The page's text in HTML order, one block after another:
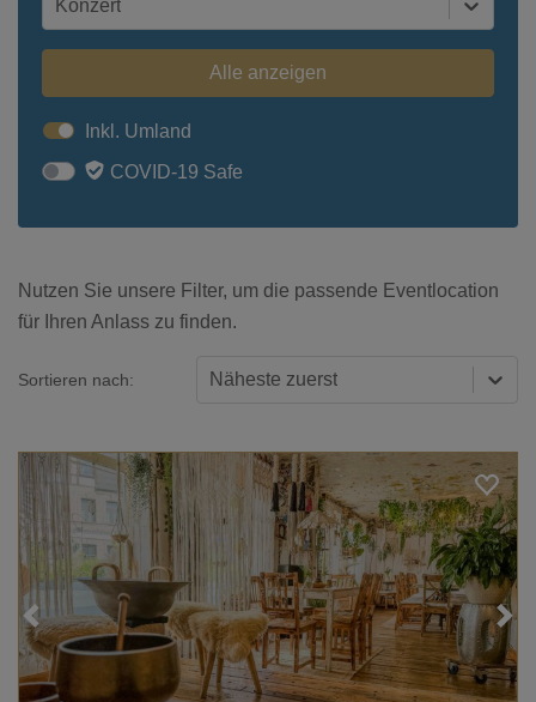
Konzert
Alle anzeigen
Inkl. Umland
COVID-19 Safe
Nutzen Sie unsere Filter, um die passende Eventlocation
für Ihren Anlass zu finden.
Sortieren nach: Näheste zuerst
Loading...